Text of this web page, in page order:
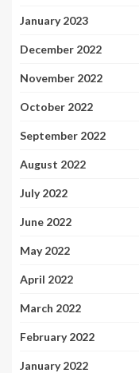
January 2023
December 2022
November 2022
October 2022
September 2022
August 2022
July 2022
June 2022
May 2022
April 2022
March 2022
February 2022
January 2022